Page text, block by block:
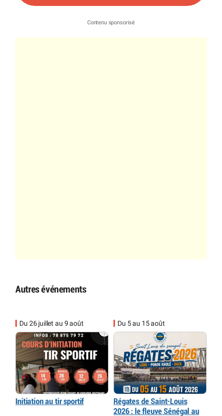
Autres événements
Du 26 juillet au 9 août
Initiation au tir sportif
Du 5 au 15 août
Régates de Saint-Louis
2026 : le fleuve Sénégal au